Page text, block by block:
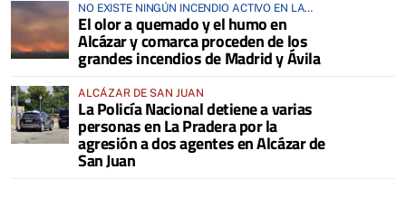
NO EXISTE NINGÚN INCENDIO ACTIVO EN LA
COMARCA
El olor a quemado y el humo en
Alcázar y comarca proceden de los
grandes incendios de Madrid y Ávila
ALCÁZAR DE SAN JUAN
La Policía Nacional detiene a varias
personas en La Pradera por la
agresión a dos agentes en Alcázar de
San Juan